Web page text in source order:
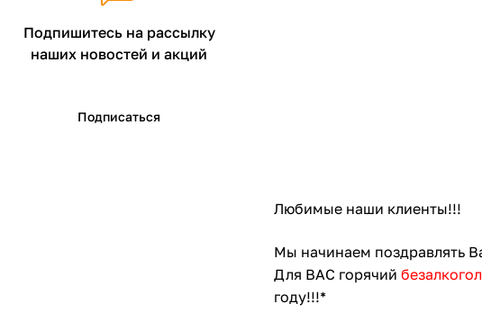
Любимые наши клиенты!!!
Мы начинаем поздравлять
Для ВАС горячий
году!!!*
Подпишитесь на рассылку
наших новостей и акций
Подписаться
с